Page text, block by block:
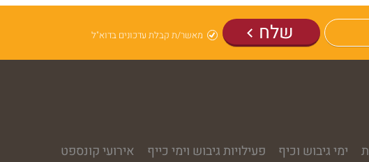
מאשר/ת קבלת עדכונים בדוא"ל שלח
ימי גיבוש וכיף פעילויות גיבוש וימי כייף
אירועי קונספט